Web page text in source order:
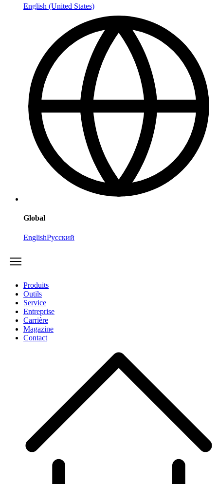
English (United States)
Global
EnglishРусский
Produits
Outils
Service
Entreprise
Carrière
Magazine
Contact